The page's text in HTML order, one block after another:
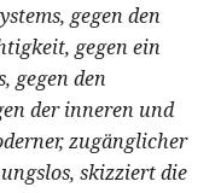
gegen den
gegen ein
gegen den
der inneren und
zugänglicher
skizziert die